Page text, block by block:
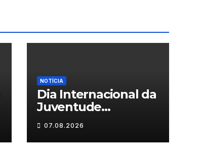
NOTÍCIA
Dia Internacional da
Juventude
celebrado em
Chaves com
atividades gratuitas
07.08.2026